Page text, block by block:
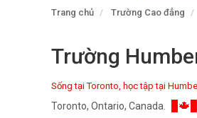
Trang chủ Trường Cao đẳng
Trường
Sống tại Toronto, học tập tại
Toronto, Ontario, Canada.